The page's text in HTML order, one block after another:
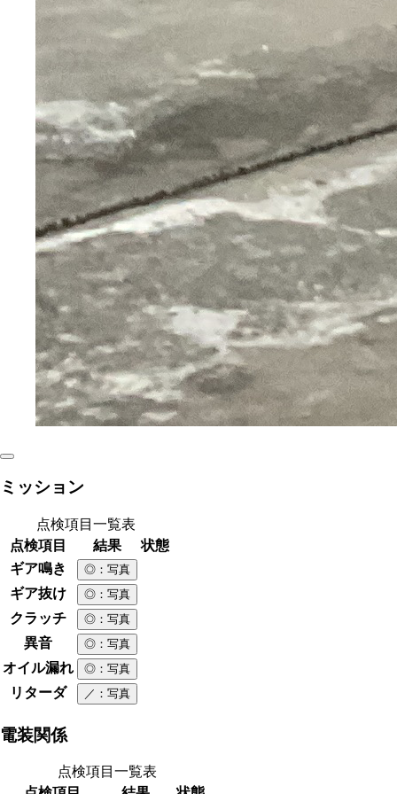
ミッション
点検項目一覧表
点検項目
結果
状態
ギア鳴き
◎ ：写真
ギア抜け ◎ ：写真
クラッチ ◎ ：写真
異音 ◎ ：写真
オイル漏れ ◎ ：写真
リターダ ／ ：写真
電装関係
点検項目一覧表